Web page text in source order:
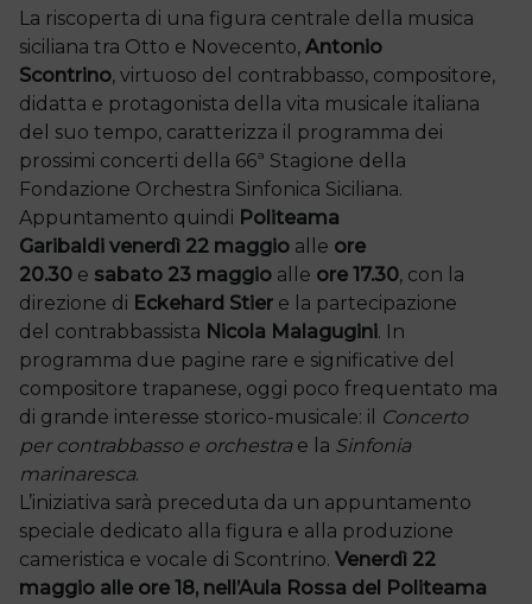
La riscoperta di una figura centrale della musica
siciliana tra Otto e Novecento, Antonio
Scontrino, virtuoso del contrabbasso, compositore,
didatta e protagonista della vita musicale italiana
del suo tempo, caratterizza il programma dei
prossimi concerti della 66ª Stagione della
Fondazione Orchestra Sinfonica Siciliana.
Appuntamento quindi Politeama
Garibaldi venerdì 22 maggio alle ore
20.30 e sabato 23 maggio alle ore 17.30, con la
direzione di Eckehard Stier e la partecipazione
del contrabbassista Nicola Malagugini. In
programma due pagine rare e significative del
compositore trapanese, oggi poco frequentato ma
di grande interesse storico-musicale: il
Concerto
per contrabbasso e orchestrae la Sinfonia
marinaresca.
L’iniziativa sarà preceduta da un appuntamento
speciale dedicato alla figura e alla produzione
cameristica e vocale di Scontrino. Venerdì 22
maggio alle ore 18, nell’Aula Rossa del Politeama